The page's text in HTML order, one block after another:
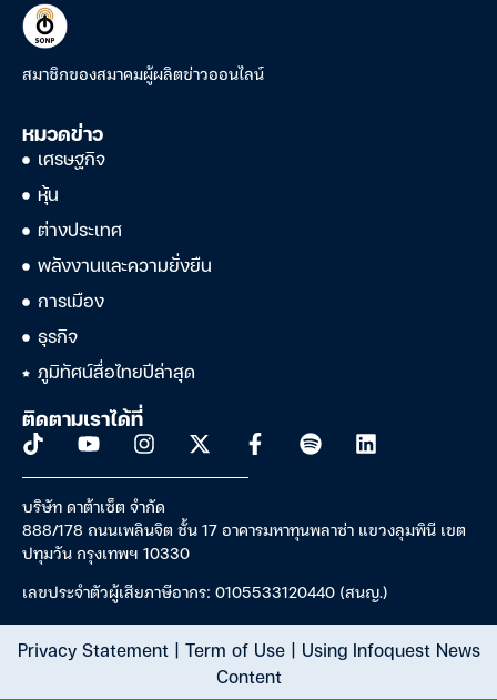
สมาชิกของสมาคมผู้ผลิตข่าวออนไลน์
หมวดข่าว
เศรษฐกิจ
หุ้น
ต่างประเทศ
พลังงานและความยั่งยืน
การเมือง
ธุรกิจ
ภูมิทัศน์สื่อไทยปีล่าสุด
ติดตามเราได้ที่
บริษัท ดาต้าเซ็ต จำกัด
888/178 ถนนเพลินจิต ชั้น 17 อาคารมหาทุนพลาซ่า แขวงลุมพินี เขต
ปทุมวัน กรุงเทพฯ 10330
เลขประจำตัวผู้เสียภาษีอากร: 0105533120440 (สนญ.)
Privacy Statement| Term of Use| Using Infoquest News
Content